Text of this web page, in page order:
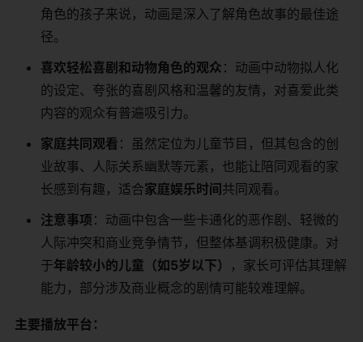
角色的孩子来说，动画是深入了解角色故事的最佳途
径。
喜欢轻松喜剧和动物角色的观众 ：动画中动物拟人化
的设定、夸张的喜剧风格和温馨的友情，对喜爱此类
内容的观众有普遍吸引力。
家庭共同观看 ：虽然定位为儿童节目，但其包含的创
业故事、人际关系幽默等元素，也能让陪同观看的家
长感到有趣，适合家庭娱乐时间共同观看。
注意事项 ：动画中包含一些卡通化的恶作剧、轻微的
人际冲突和商业竞争情节，但整体基调积极健康。对
于年龄较小的儿童（如5岁以下）
，家长可评估其理解
能力，部分涉及商业概念的剧情可能较难理解。
主要播放平台：